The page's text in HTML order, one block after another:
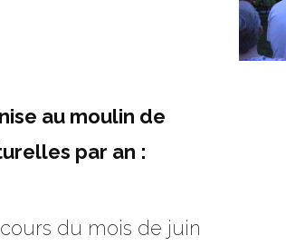
au moulin de
urelles par an :
du mois de juin